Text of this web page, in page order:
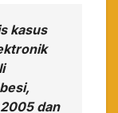
kasus
dan